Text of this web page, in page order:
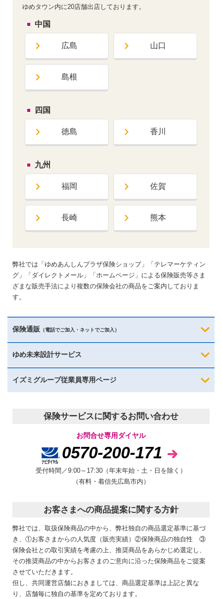
ゆめタウン内に20店舗出店しております。
中国
広島 山口
島根
四国
徳島 香川
九州
福岡 佐賀
長崎 熊本
弊社では「ゆめあんしんプラザ保険ショップ」「テレマーケティン
グ」「ダイレクトメール」「ホームページ」による保険販売等さま
ざまな販売手法により複数の保険会社の商品をご案内しておりま
す。
保険通販 （電話でご加入・ネットでご加入）
ゆめ未来設計サービス
イズミグループ従業員専用ページ
保険サービスに関するお問い合わせ
お問合せ専用ダイヤル
0570-200-171
受付時間／9:00～17:30（年末年始・土・日を除く）
（有料・着信先広島市内）
お客さまへの商品提案に関する方針
弊社では、取扱保険商品の中から、弊社独自の商品選定基準に基づ
き、①お客さまからの人気度（販売実績）②保険商品の独自性 ③
保険会社との取引実績を考慮の上、推奨商品をあらかじめ選定し、
その推奨商品の中からお客さまのご意向に沿った保険商品をご提案
させていただきます。
但し、共同運営店舗におきましては、商品選定基準は上記と異な
り、店舗毎に独自の基準を定めております。